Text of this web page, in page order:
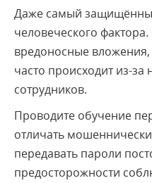
Даже самый
человеческого
вредоносные
часто происходит из-за
сотрудников.
Проводите обучение
отличать
передавать пароли
предосторожности